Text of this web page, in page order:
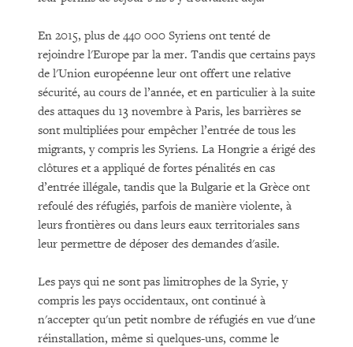
En 2015, plus de 440 000 Syriens ont tenté de
rejoindre l'Europe par la mer. Tandis que certains pays
de l'Union européenne leur ont offert une relative
sécurité, au cours de l’année, et en particulier à la suite
des attaques du 13 novembre à Paris, les barrières se
sont multipliées pour empêcher l’entrée de tous les
migrants, y compris les Syriens. La Hongrie a érigé des
clôtures et a appliqué de fortes pénalités en cas
d’entrée illégale, tandis que la Bulgarie et la Grèce ont
refoulé des réfugiés, parfois de manière violente, à
leurs frontières ou dans leurs eaux territoriales sans
leur permettre de déposer des demandes d'asile.
Les pays qui ne sont pas limitrophes de la Syrie, y
compris les pays occidentaux, ont continué à
n'accepter qu'un petit nombre de réfugiés en vue d'une
réinstallation, même si quelques-uns, comme le